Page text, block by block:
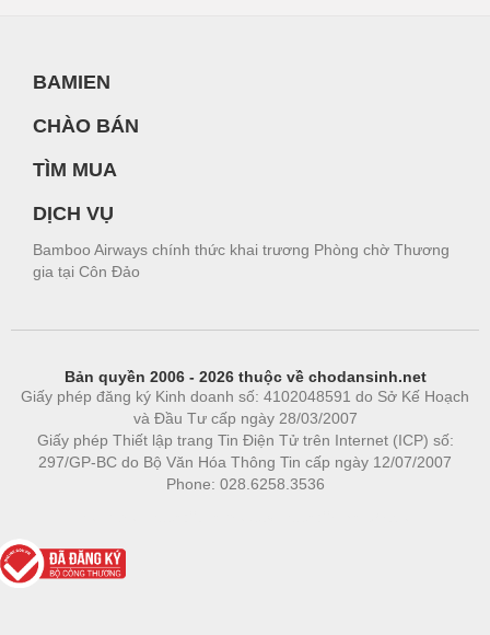
BAMIEN
CHÀO BÁN
TÌM MUA
DỊCH VỤ
Bamboo Airways chính thức khai trương Phòng chờ Thương
gia tại Côn Đảo
Bản quyền 2006 - 2026 thuộc về chodansinh.net
Giấy phép đăng ký Kinh doanh số: 4102048591 do Sở Kế Hoạch
và Đầu Tư cấp ngày 28/03/2007
Giấy phép Thiết lập trang Tin Điện Tử trên Internet (ICP) số:
297/GP-BC do Bộ Văn Hóa Thông Tin cấp ngày 12/07/2007
Phone: 028.6258.3536